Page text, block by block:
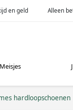
en geld Alleen
Meisjes
hardloopschoenen